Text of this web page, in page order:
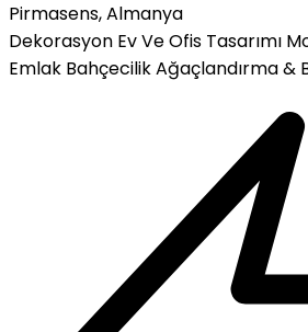
Pirmasens, Almanya
Dekorasyon Ev Ve Ofis Tasarımı
Emlak BahçecilikAğaçlandırma &